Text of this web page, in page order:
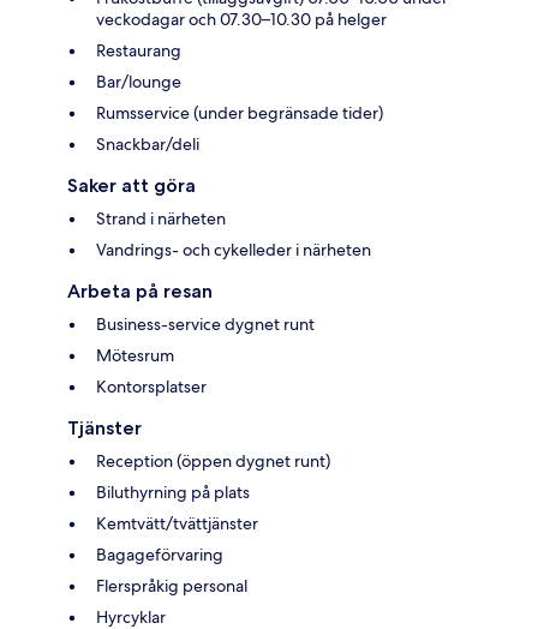
veckodagar och 07.30–10.30 på helger
Restaurang
Bar/lounge
Rumsservice (under begränsade tider)
Snackbar/deli
Saker att göra
Strand i närheten
Vandrings- och cykelleder i närheten
Arbeta på resan
Business-service dygnet runt
Mötesrum
Kontorsplatser
Tjänster
Reception (öppen dygnet runt)
Biluthyrning på plats
Kemtvätt/tvättjänster
Bagageförvaring
Flerspråkig personal
Hyrcyklar